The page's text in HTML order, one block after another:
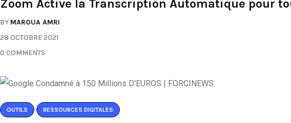
Zoom Active la Transcription Automatique pour
BY MAROUA AMRI
28 OCTOBRE 2021
0 COMMENTS
OUTILS RESSOURCES DIGITALES